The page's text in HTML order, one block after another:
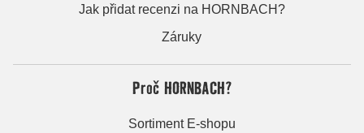
Jak přidat recenzi na HORNBACH?
Záruky
Proč HORNBACH?
Sortiment E-shopu